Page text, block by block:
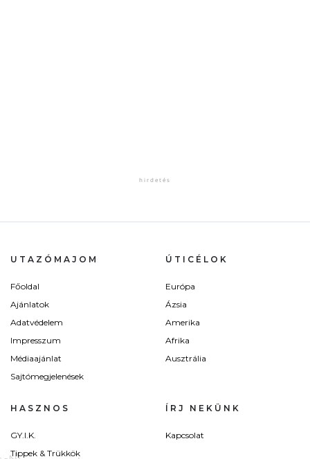
UTAZÓMAJOM
Főoldal
Ajánlatok
Adatvédelem
Impresszum
Médiaajánlat
Sajtómegjelenések
ÚTICÉLOK
Európa
Ázsia
Amerika
Afrika
Ausztrália
HASZNOS
GY.I.K.
Tippek & Trükkök
ÍRJ NEKÜNK
Kapcsolat